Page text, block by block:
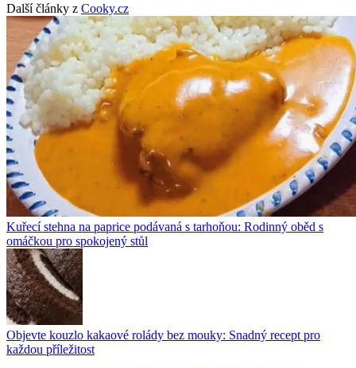
Další články z Cooky.cz
Kuřecí stehna na paprice podávaná s tarhoňou: Rodinný oběd s
omáčkou pro spokojený stůl
Objevte kouzlo kakaové rolády bez mouky: Snadný recept pro
každou příležitost